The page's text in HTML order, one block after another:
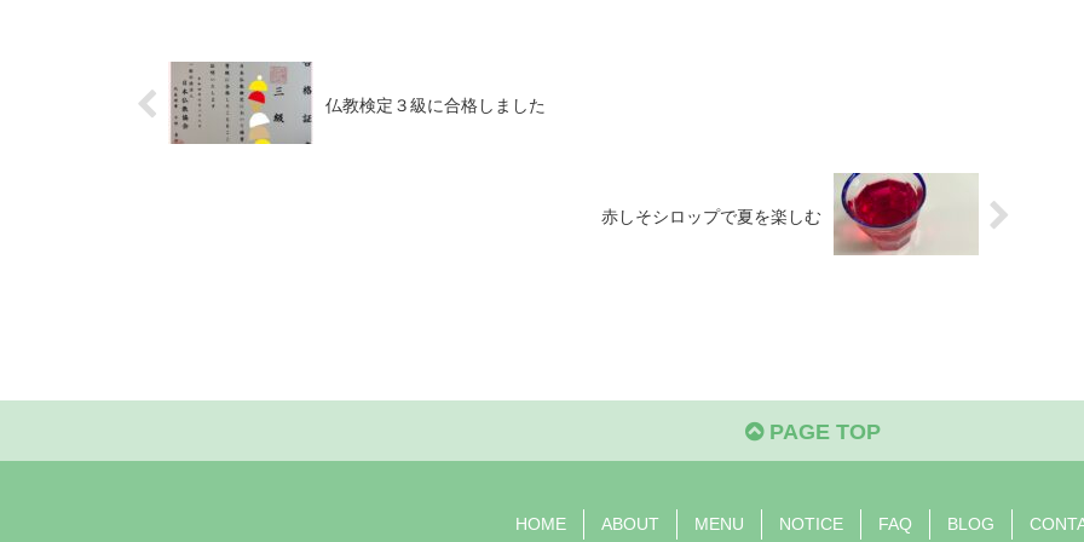
仏教検定３級に合格しました
赤しそシロップで夏を楽しむ
PAGE TOP
HOME ABOUT MENU NOTICE FAQ BLOG